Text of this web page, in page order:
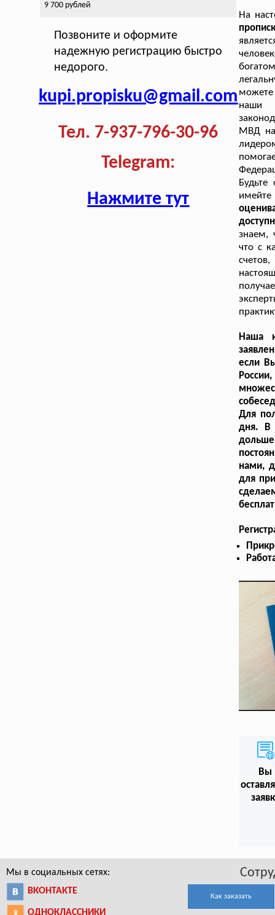
9 700 рублей
Позвоните и оформите
надежную регистрацию быстро
недорого.
kupi.propisku@gmail.com
Тел. 7-937-796-30-96
Telegram:
Нажмите тут
На
можете
наши
МВД
Будьте
знаем,
что с
Наша
если
Для
дня. В
нами,
для
Вы
Мы в социальных сетях:
ВКОНТАКТЕ
ОДНОКЛАССНИКИ
Как заказать